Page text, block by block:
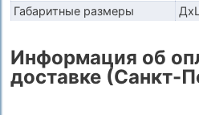
Габаритные размеры
Информация об
доставке (Санкт-